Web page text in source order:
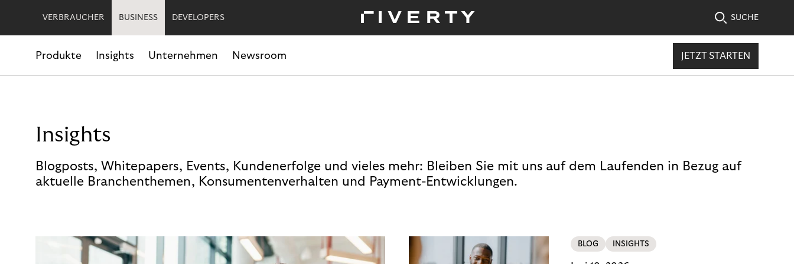
VERBRAUCHER BUSINESS DEVELOPERS SUCHE
Produkte Insights Unternehmen Newsroom JETZT STARTEN
Insights
Blogposts, Whitepapers, Events, Kundenerfolge und vieles mehr: Bleiben Sie mit uns auf dem Laufenden in Bezug auf
aktuelle Branchenthemen, Konsumentenverhalten und Payment-Entwicklungen.
BLOG INSIGHTS